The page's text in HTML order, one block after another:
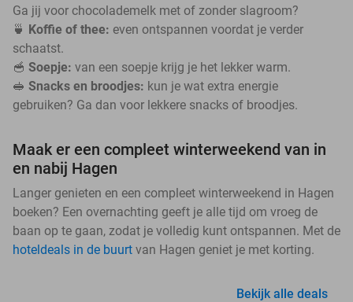
Ga jij voor chocolademelk met of zonder slagroom?
🍵 Koffie of thee: even ontspannen voordat je verder
schaatst.
🥣 Soepje: van een soepje krijg je het lekker warm.
🥪 Snacks en broodjes: kun je wat extra energie
gebruiken? Ga dan voor lekkere snacks of broodjes.
Maak er een compleet winterweekend van in
en nabij Hagen
Langer genieten en een compleet winterweekend in Hagen
boeken? Een overnachting geeft je alle tijd om vroeg de
baan op te gaan, zodat je volledig kunt ontspannen. Met de
hoteldeals in de buurt van Hagen geniet je met korting.
Bekijk alle deals